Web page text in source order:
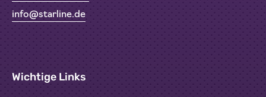
info@starline.de
Wichtige Links